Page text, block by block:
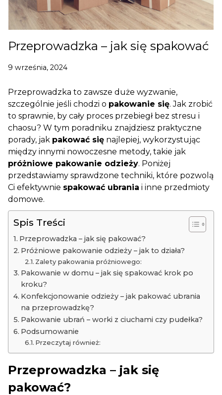
Przeprowadzka – jak się spakować
9 września, 2024
Przeprowadzka to zawsze duże wyzwanie,
szczególnie jeśli chodzi o pakowanie się. Jak zrobić
to sprawnie, by cały proces przebiegł bez stresu i
chaosu? W tym poradniku znajdziesz praktyczne
porady, jak pakować się najlepiej, wykorzystując
między innymi nowoczesne metody, takie jak
próżniowe pakowanie odzieży. Poniżej
przedstawiamy sprawdzone techniki, które pozwolą
Ci efektywnie spakować ubrania i inne przedmioty
domowe.
Spis Treści
Przeprowadzka – jak się pakować?
Próżniowe pakowanie odzieży – jak to działa?
Zalety pakowania próżniowego:
Pakowanie w domu – jak się spakować krok po
kroku?
Konfekcjonowanie odzieży – jak pakować ubrania
na przeprowadzkę?
Pakowanie ubrań – worki z ciuchami czy pudełka?
Podsumowanie
Przeczytaj również:
Przeprowadzka – jak się
pakować?